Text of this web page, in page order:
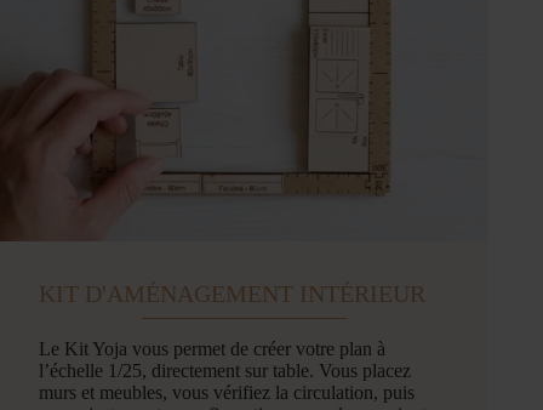
KIT D'AMÉNAGEMENT INTÉRIEUR
Le Kit Yoja vous permet de créer votre plan à
l’échelle 1/25, directement sur table. Vous placez
murs et meubles, vous vérifiez la circulation, puis